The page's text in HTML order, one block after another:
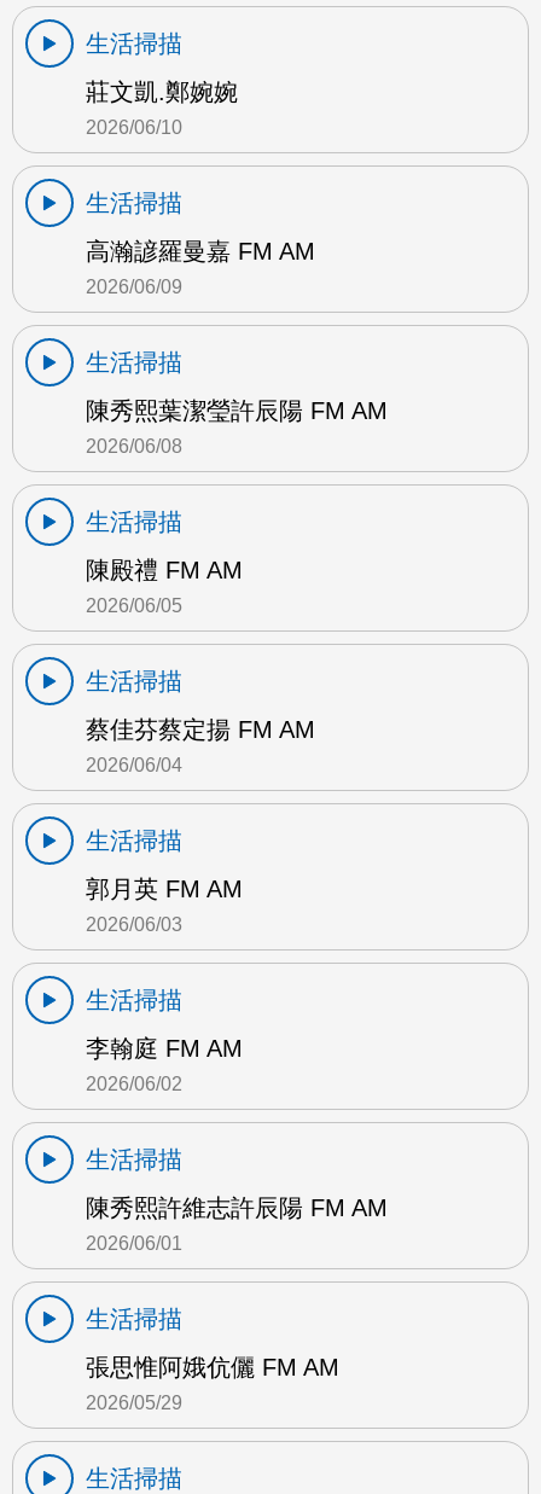
生活掃描
莊文凱.鄭婉婉
2026/06/10
生活掃描
高瀚諺羅曼嘉 FM AM
2026/06/09
生活掃描
陳秀熙葉潔瑩許辰陽 FM AM
2026/06/08
生活掃描
陳殿禮 FM AM
2026/06/05
生活掃描
蔡佳芬蔡定揚 FM AM
2026/06/04
生活掃描
郭月英 FM AM
2026/06/03
生活掃描
李翰庭 FM AM
2026/06/02
生活掃描
陳秀熙許維志許辰陽 FM AM
2026/06/01
生活掃描
張思惟阿娥伉儷 FM AM
2026/05/29
生活掃描